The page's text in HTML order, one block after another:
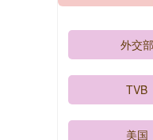
外交部
TVB
美国